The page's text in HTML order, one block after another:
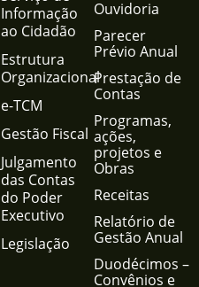
Informação
ao Cidadão
Estrutura
Organizacional
e-TCM
Gestão Fiscal
Julgamento
das Contas
do Poder
Executivo
Legislação
Ouvidoria
Parecer
Prévio Anual
Prestação de
Contas
Programas,
ações,
projetos e
Obras
Receitas
Relatório de
Gestão Anual
Duodécimos –
Convênios e